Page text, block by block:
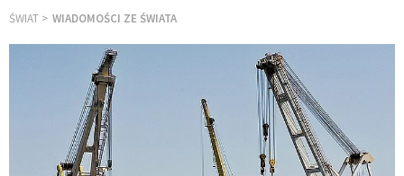
ŚWIAT WIADOMOŚCI ZE ŚWIATA